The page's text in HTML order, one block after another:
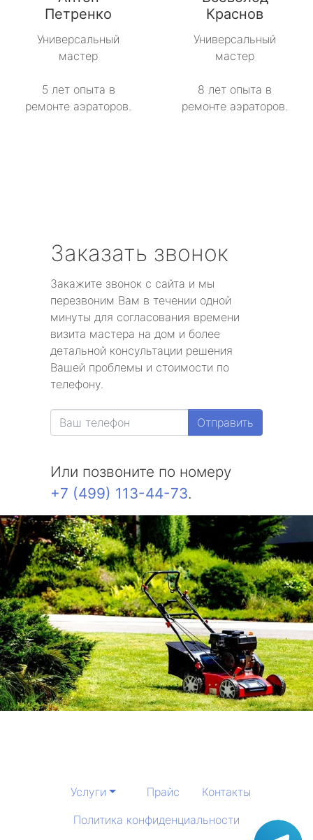
Петренко
Универсальный
мастер
5 лет опыта в
ремонте аэраторов.
Краснов
Универсальный
мастер
8 лет опыта в
ремонте аэраторов.
Заказать звонок
Закажите звонок с сайта и мы
перезвоним Вам в течении одной
минуты для согласования времени
визита мастера на дом и более
детальной консультации решения
Вашей проблемы и стоимости по
телефону.
Отправить
Или позвоните по номеру
+7 (499) 113-44-73.
Услуги Прайс
Контакты
Политика конфиденциальности